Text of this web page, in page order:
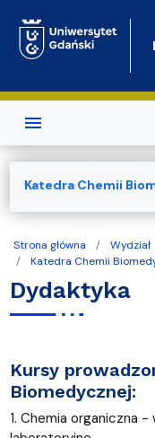
Strona główna Wydział
Katedra Chemii
Dydaktyka
Kursy
Biomedycznej:
1. Chemia organiczna
Katedra Chemii